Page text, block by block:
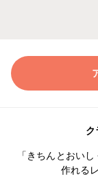
ク
「きちんとおい
作れる